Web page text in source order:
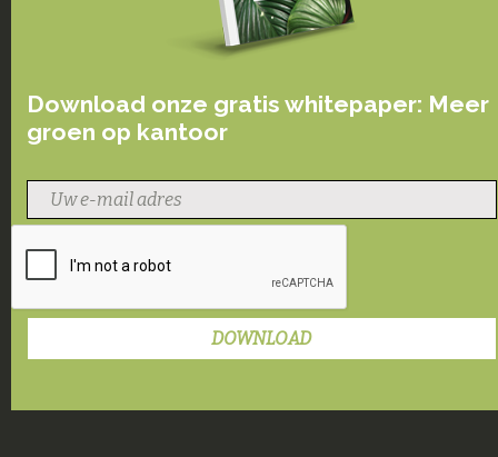
Download onze gratis whitepaper: Meer
groen op kantoor